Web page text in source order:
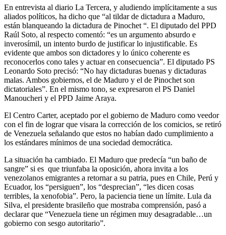
En entrevista al diario La Tercera, y aludiendo implícitamente a sus
aliados políticos, ha dicho que “al tildar de dictadura a Maduro,
están blanqueando la dictadura de Pinochet “. El diputado del PPD
Raúl Soto, al respecto comentó: “es un argumento absurdo e
inverosímil, un intento burdo de justificar lo injustificable. Es
evidente que ambos son dictadores y lo único coherente es
reconocerlos cono tales y actuar en consecuencia”. El diputado PS
Leonardo Soto precisó: “No hay dictaduras buenas y dictaduras
malas. Ambos gobiernos, el de Maduro y el de Pinochet son
dictatoriales”. En el mismo tono, se expresaron el PS Daniel
Manoucheri y el PPD Jaime Araya.
El Centro Carter, aceptado por el gobierno de Maduro como veedor
con el fin de lograr que visara la corrección de los comicios, se retiró
de Venezuela señalando que estos no habían dado cumplimiento a
los estándares mínimos de una sociedad democrática.
La situación ha cambiado. El Maduro que predecía “un baño de
sangre” si es que triunfaba la oposición, ahora invita a los
venezolanos emigrantes a retornar a su patria, pues en Chile, Perú y
Ecuador, los “persiguen”, los “desprecian”, “les dicen cosas
terribles, la xenofobia”. Pero, la paciencia tiene un límite. Lula da
Silva, el presidente brasileño que mostraba comprensión, pasó a
declarar que “Venezuela tiene un régimen muy desagradable…un
gobierno con sesgo autoritario”.